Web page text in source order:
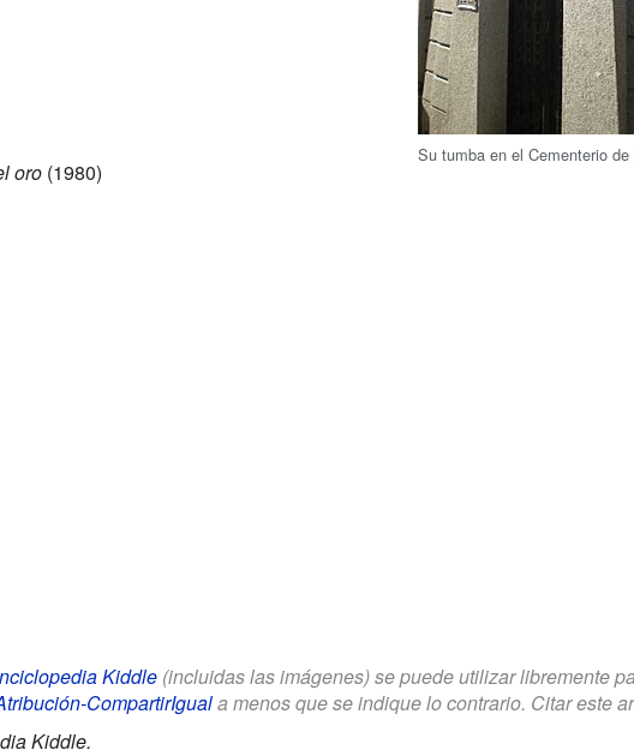
Su tumba en el Cementerio de
oro(1980)
Kiddle(incluidas las imágenes) se puede utilizar libremente
CompartirIguala menos que se indique lo contrario. Citar este
Kiddle.